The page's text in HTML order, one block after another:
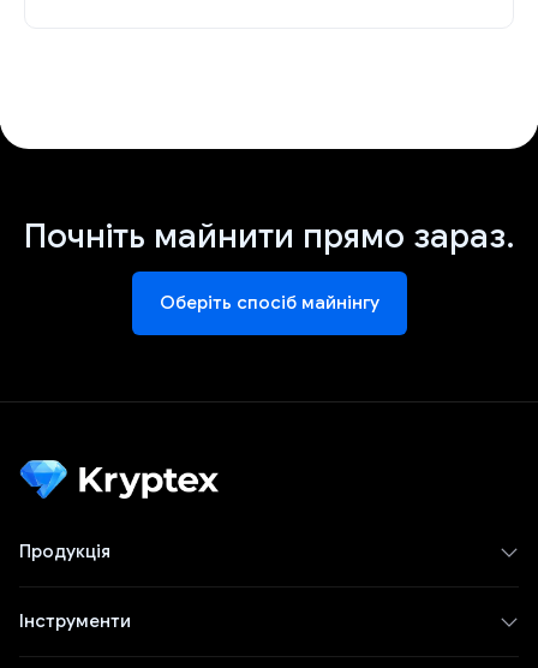
Почніть майнити прямо зараз.
Оберіть спосіб майнінгу
Продукція
Інструменти